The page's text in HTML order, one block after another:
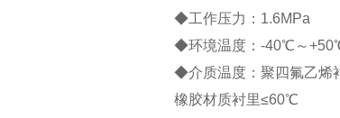
◆工作压力：1.6MPa
◆环境温度：-40℃～
◆介质温度：聚四氟乙烯
橡胶材质衬里≤60℃